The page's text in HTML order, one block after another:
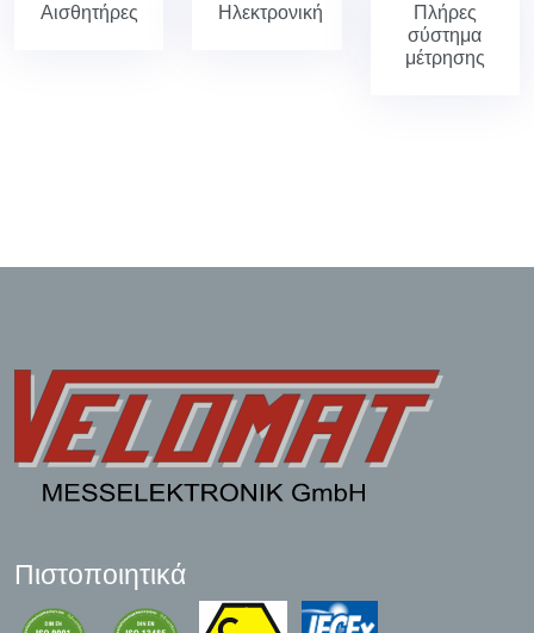
Αισθητήρες Ηλεκτρονική
Πλήρες
σύστημα
μέτρησης
Πιστοποιητικά